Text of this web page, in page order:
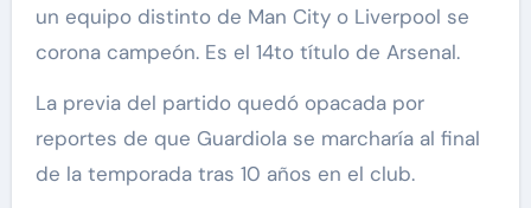
un equipo distinto de Man City o Liverpool se
corona campeón. Es el 14to título de Arsenal.
La previa del partido quedó opacada por
reportes de que Guardiola se marcharía al final
de la temporada tras 10 años en el club.